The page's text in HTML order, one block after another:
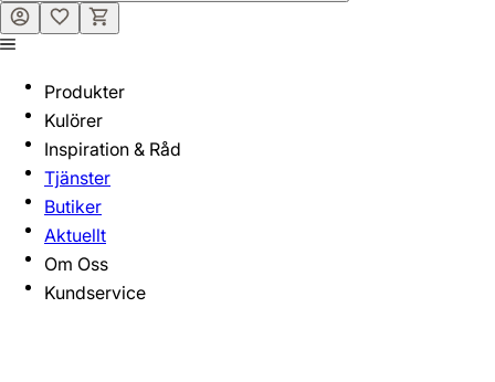
Produkter
Kulörer
Inspiration & Råd
Tjänster
Butiker
Aktuellt
Om Oss
Kundservice